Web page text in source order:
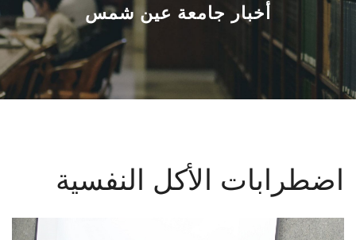
القطاعـات
الشئون الأكاديمية
البحث العلمي
المراكز والوحدات
الأنظمة الذكية
أخبار جامعة عين شمس
اضطرابات الأكل النفسية